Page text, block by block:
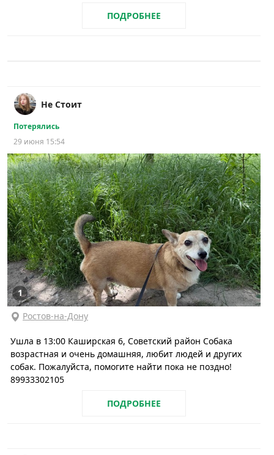
ПОДРОБНЕЕ
Не Стоит
Потерялись
29 июня 15:54
1
Ростов-на-Дону
Ушла в 13:00 Каширская 6, Советский район Собака
возрастная и очень домашняя, любит людей и других
собак. Пожалуйста, помогите найти пока не поздно!
89933302105
ПОДРОБНЕЕ